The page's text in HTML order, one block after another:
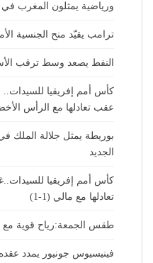
ورياضية يمثلون المغرب في
ترامب يقيّد منح الجنسية
النفط يصعد وسط ترقب
كأس أمم إفريقيا للسيدات..
عقب تعادلها مع الرأس الأخضر
بوريطة يمثل جلالة الملك
الجديد
كأس أمم إفريقيا
تعادلها مع مالي (1-1)
طقس الجمعة:رياح قوية مع
فينيسيوس جونيور يمدد عقده